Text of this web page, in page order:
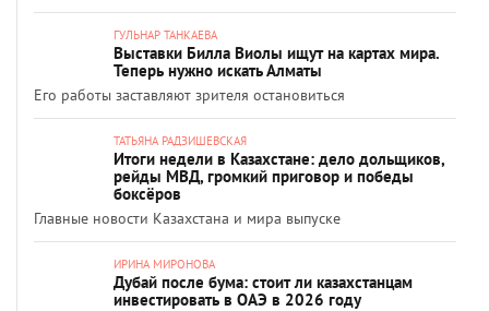
ГУЛЬНАР ТАНКАЕВА
Выставки Билла Виолы ищут на картах мира.
Теперь нужно искать Алматы
Его работы заставляют зрителя остановиться
ТАТЬЯНА РАДЗИШЕВСКАЯ
Итоги недели в Казахстане: дело дольщиков,
рейды МВД, громкий приговор и победы
боксёров
Главные новости Казахстана и мира выпуске
ИРИНА МИРОНОВА
Дубай после бума: стоит ли казахстанцам
инвестировать в ОАЭ в 2026 году